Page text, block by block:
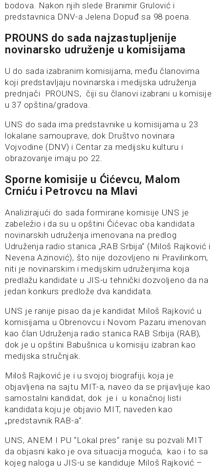
bodova. Nakon njih slede Branimir Grulović i
predstavnica DNV-a Jelena Dopuđ sa 98 poena.
PROUNS do sada najzastupljenije
novinarsko udruženje u komisijama
U do sada izabranim komisijama, među članovima
koji predstavljaju novinarska i medijska udruženja
prednjači PROUNS, čiji su članovi izabrani u komisije
u 37 opština/gradova.
UNS do sada ima predstavnike u komisijama u 23
lokalane samouprave, dok Društvo novinara
Vojvodine (DNV) i Centar za medijsku kulturu i
obrazovanje imaju po 22.
Sporne komisije u Ćićevcu, Malom
Crniću i Petrovcu na Mlavi
Analizirajući do sada formirane komisije UNS je
zabeležio i da su u opštini Ćićevac oba kandidata
novinarskih udruženja imenovana na predlog
Udruženja radio stanica „RAB Srbija“ (Miloš Rajković i
Nevena Azinović), što nije dozovljeno ni Pravilinkom,
niti je novinarskim i medijskim udruženjima koja
predlažu kandidate u JIS-u tehnički dozvoljeno da na
jedan konkurs predlože dva kandidata.
UNS je ranije pisao da je kandidat Miloš Rajković u
komisijama u Obrenovcu i Novom Pazaru imenovan
kao član Udruženja radio stanica RAB Srbija (RAB),
dok je u opštini Babušnica u komisiju izabran kao
medijska stručnjak.
Miloš Rajković je i u svojoj biografiji, koja je
objavljena na sajtu MIT-a, naveo da se prijavljuje kao
samostalni kandidat, dok je i u konačnoj listi
kandidata koju je objavio MIT, naveden kao
„predstavnik RAB-a“.
UNS, ANEM I PU “Lokal pres“ ranije su pozvali MIT
da objasni kako je ova situacija moguća, kao i to sa
kojeg naloga u JIS-u se kandiduje Miloš Rajković –